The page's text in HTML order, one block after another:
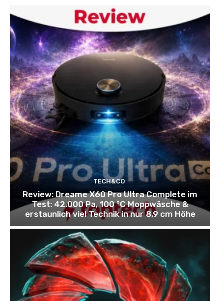
TECH&CO
Review: Dreame X60 Pro Ultra Complete im
Test: 42.000 Pa, 100 °C Moppwäsche &
erstaunlich viel Technik in nur 8,9 cm Höhe